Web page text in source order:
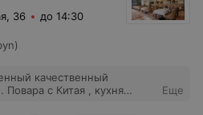
36 до 14:30
качественный
Повара с Китая , кухня
Еще